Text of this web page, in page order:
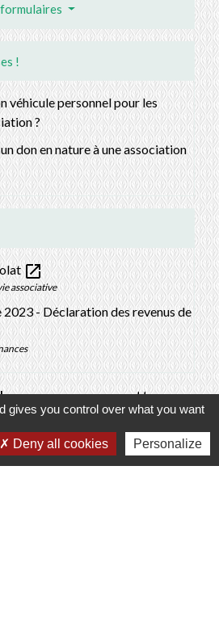
!
véhicule personnel pour les
?
don en nature à une association
open_in_new
associative
- Déclaration des revenus de
une erreur sur cette page
gives you control over what you want
Deny all cookies Personalize